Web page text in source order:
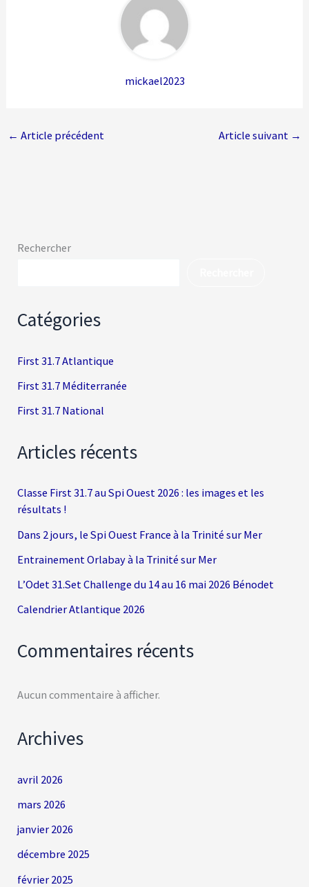
mickael2023
← Article précédent Article suivant →
Rechercher
Catégories
First 31.7 Atlantique
First 31.7 Méditerranée
First 31.7 National
Articles récents
Classe First 31.7 au Spi Ouest 2026 : les images et les
résultats !
Dans 2 jours, le Spi Ouest France à la Trinité sur Mer
Entrainement Orlabay à la Trinité sur Mer
L’Odet 31.Set Challenge du 14 au 16 mai 2026 Bénodet
Calendrier Atlantique 2026
Commentaires récents
Aucun commentaire à afficher.
Archives
avril 2026
mars 2026
janvier 2026
décembre 2025
février 2025